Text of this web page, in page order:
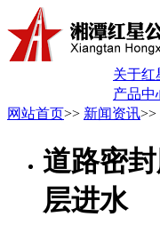
关于红
产品中
网站首页>> 新闻资讯>>
道路密
层进水